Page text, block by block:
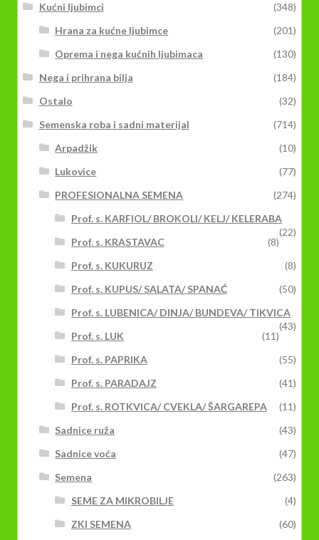
Kućni ljubimci
(348)
Hrana za kućne ljubimce
(201)
Oprema i nega kućnih ljubimaca
(130)
Nega i prihrana bilja
(184)
Ostalo
(32)
Semenska roba i sadni materijal
(714)
Arpadžik
(10)
Lukovice
(77)
PROFESIONALNA SEMENA
(274)
Prof. s. KARFIOL/ BROKOLI/ KELJ/ KELERABA
(22)
Prof. s. KRASTAVAC
(8)
Prof. s. KUKURUZ
(8)
Prof. s. KUPUS/ SALATA/ SPANAĆ
(50)
Prof. s. LUBENICA/ DINJA/ BUNDEVA/ TIKVICA
(43)
Prof. s. LUK
(11)
Prof. s. PAPRIKA
(55)
Prof. s. PARADAJZ
(41)
Prof. s. ROTKVICA/ CVEKLA/ ŠARGAREPA
(11)
Sadnice ruža
(43)
Sadnice voća
(47)
Semena
(263)
SEME ZA MIKROBILJE
(4)
ZKI SEMENA
(60)